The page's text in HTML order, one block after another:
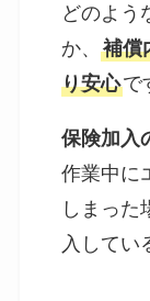
どのよう
か、補償
り安心で
保険加入
作業中に
しまった
入してい